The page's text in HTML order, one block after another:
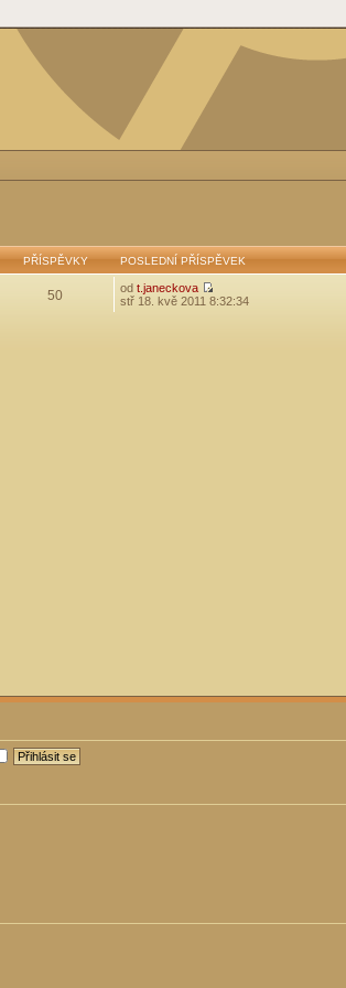
PŘÍSPĚVKY POSLEDNÍ PŘÍSPĚVEK
50 od t.janeckova
stř 18. kvě 2011 8:32:34